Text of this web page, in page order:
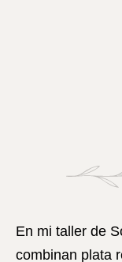
En mi taller de
combinan plata